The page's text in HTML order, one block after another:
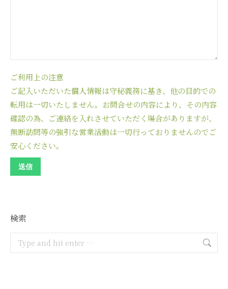
ご利用上の注意
ご記入いただいた個人情報は守秘義務に基き、他の目的での
転用は一切いたしません。お問合せの内容により、その内容
確認の為、ご連絡を入れさせていただく場合がありますが、
無断訪問等の強引な営業活動は一切行っておりませんのでご
安心ください。
検索